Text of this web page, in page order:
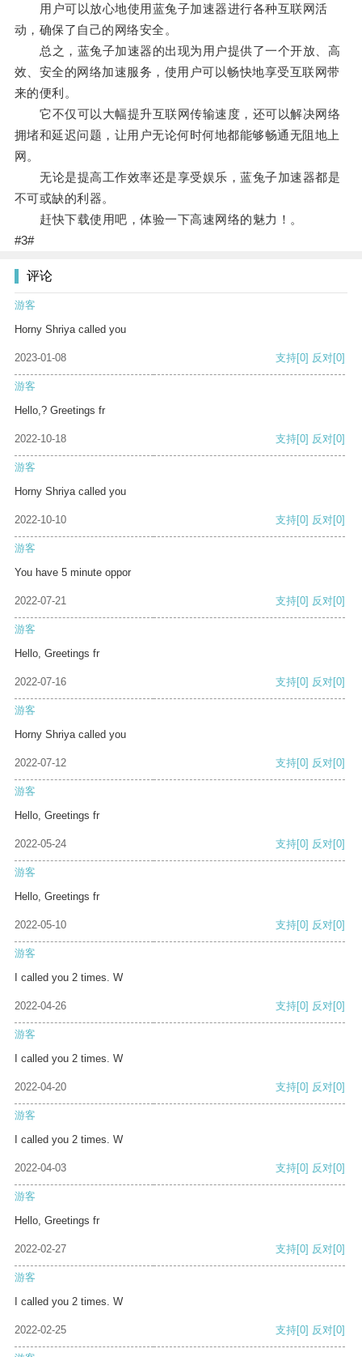
用户可以放心地使用蓝兔子加速器进行各种互联网活
动，确保了自己的网络安全。
总之，蓝兔子加速器的出现为用户提供了一个开放、高
效、安全的网络加速服务，使用户可以畅快地享受互联网带
来的便利。
它不仅可以大幅提升互联网传输速度，还可以解决网络
拥堵和延迟问题，让用户无论何时何地都能够畅通无阻地上
网。
无论是提高工作效率还是享受娱乐，蓝兔子加速器都是
不可或缺的利器。
赶快下载使用吧，体验一下高速网络的魅力！。
#3#
评论
游客
Horny Shriya called you
2023-01-08 支持[0] 反对[0]
游客
Hello,? Greetings fr
2022-10-18 支持[0] 反对[0]
游客
Horny Shriya called you
2022-10-10 支持[0] 反对[0]
游客
You have 5 minute oppor
2022-07-21 支持[0] 反对[0]
游客
Hello, Greetings fr
2022-07-16 支持[0] 反对[0]
游客
Horny Shriya called you
2022-07-12 支持[0] 反对[0]
游客
Hello, Greetings fr
2022-05-24 支持[0] 反对[0]
游客
Hello, Greetings fr
2022-05-10 支持[0] 反对[0]
游客
I called you 2 times. W
2022-04-26 支持[0] 反对[0]
游客
I called you 2 times. W
2022-04-20 支持[0] 反对[0]
游客
I called you 2 times. W
2022-04-03 支持[0] 反对[0]
游客
Hello, Greetings fr
2022-02-27 支持[0] 反对[0]
游客
I called you 2 times. W
2022-02-25 支持[0] 反对[0]